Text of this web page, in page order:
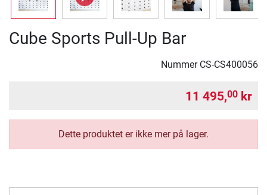
Cube Sports Pull-Up Bar
Nummer CS-CS400056
11 495,00 kr
Dette produktet er ikke mer på lager.